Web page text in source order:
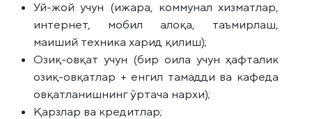
Уй-жой учун (ижара, коммунал хизматлар,
интернет, мобил алоқа, таъмирлаш,
маиший техника харид қилиш);
Озиқ-овқат учун (бир оила учун ҳафталик
озиқ-овқатлар + енгил тамадди ва кафеда
овқатланишнинг ўртача нархи);
Қарзлар ва кредитлар;